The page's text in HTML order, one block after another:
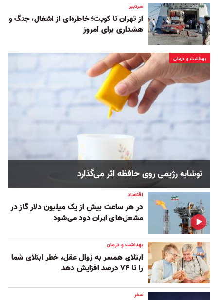
سردبیر
از تهران تا کویت؛ خاطره‌ای از اشغال، جنگ و
هشداری برای امروز
بهداشت و درمان
نوشابه رژیمی روی حافظه اثر می‌گذارد
اقتصاد
در هر ساعت بیش از یک میلیون دلار گاز در
مشعل‌های ایران دود می‌شود
بهداشت و درمان
ابتلای همسر به زوال عقل، خطر ابتلای شما
را تا ۷۴ درصد افزایش دهد
سفر